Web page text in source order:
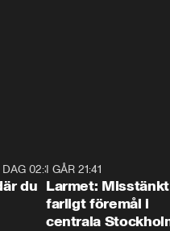
1:06
DAG 02:30
du
I GÅR 21:41
Larmet: Misstänkt
farligt föremål i
centrala